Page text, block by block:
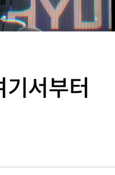
서부터